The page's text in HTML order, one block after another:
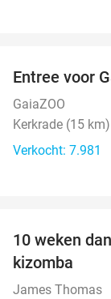
Entree voor
GaiaZOO
Kerkrade (15 km)
Verkocht: 7.981
10 weken
kizomba
James Thomas